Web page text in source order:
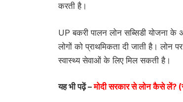
करती है।
UP बकरी पालन लोन सब्सिडी योजना
लोगों को प्राथमिकता दी जाती है। लोन
स्वास्थ्य सेवाओं के लिए मिल सकती है।
यह भी पढ़ें –मोदी सरकार से लोन कैसे लें?